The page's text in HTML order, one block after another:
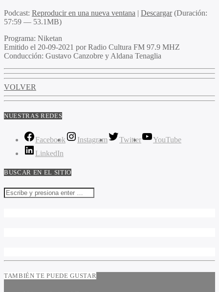
Podcast: Reproducir en una nueva ventana | Descargar(Duración:
57:59 — 53.1MB)
Programa: Niketan
Emitido el 20-09-2021 por Radio Cultura FM 97.9 MHZ
Conducción: Gustavo Canzobre y Aldana Tenaglia
VOLVER
NUESTRAS REDES
Facebook Instagram Twitter
YouTube
LinkedIn
BUSCAR EN EL SITIO
TAMBIÉN TE PUEDE GUSTAR